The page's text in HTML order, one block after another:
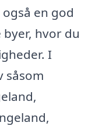
en god
hvor du
I
såsom